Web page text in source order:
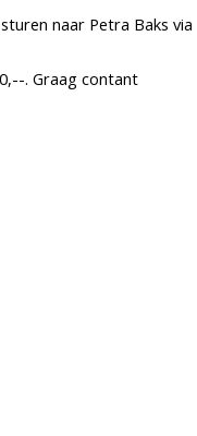
naar Petra Baks via
. Graag contant